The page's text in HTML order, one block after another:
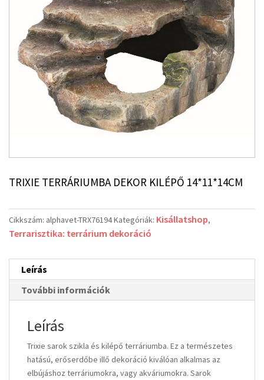
TRIXIE TERRÁRIUMBA DEKOR KILÉPŐ 14*11*14CM
Cikkszám: alphavet-TRX76194Kategóriák: Kisállatshop,
Terrarisztika: terrárium dekoráció
Leírás
További információk
Leírás
Trixie sarok szikla és kilépő terráriumba. Ez a természetes
hatású, erőserdőbe illő dekoráció kiválóan alkalmas az
elbújáshoz terráriumokra, vagy akváriumokra. Sarok